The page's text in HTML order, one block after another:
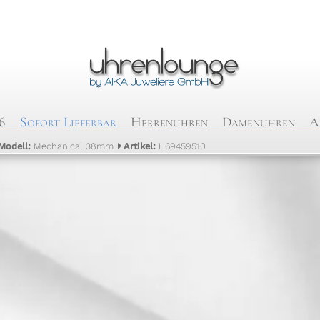
Sofort Lieferbar Herrenuhren Damenuhren
Mechanical 38mm Artikel: H69459510